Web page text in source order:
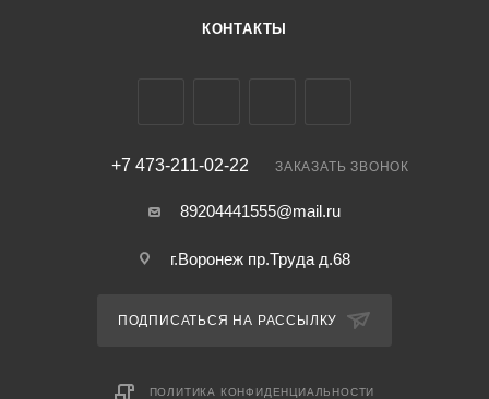
КОНТАКТЫ
+7 473-211-02-22 ЗАКАЗАТЬ ЗВОНОК
89204441555@mail.ru
г.Воронеж пр.Труда д.68
ПОДПИСАТЬСЯ НА РАССЫЛКУ
ПОЛИТИКА КОНФИДЕНЦИАЛЬНОСТИ